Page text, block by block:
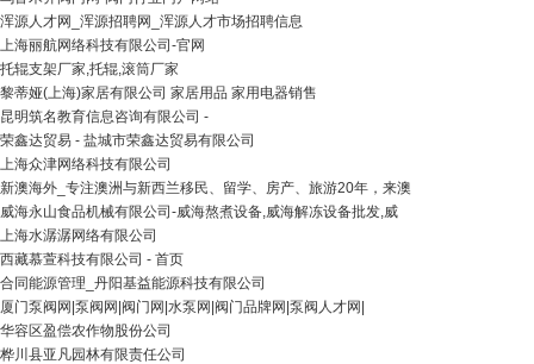
浑源人才网_浑源招聘网_浑源人才市场招聘信息
上海丽航网络科技有限公司-官网
托辊支架厂家,托辊,滚筒厂家
黎蒂娅(上海)家居有限公司 家居用品 家用电器销售
昆明筑名教育信息咨询有限公司 -
荣鑫达贸易 - 盐城市荣鑫达贸易有限公司
上海众津网络科技有限公司
新澳海外_专注澳洲与新西兰移民、留学、房产、旅游20年，来澳
威海永山食品机械有限公司-威海熬煮设备,威海解冻设备批发,威
上海水潺潺网络有限公司
西藏慕萱科技有限公司 - 首页
合同能源管理_丹阳基益能源科技有限公司
厦门泵阀网|泵阀网|阀门网|水泵网|阀门品牌网|泵阀人才网|
华容区盈偿农作物股份公司
桦川县亚凡园林有限责任公司